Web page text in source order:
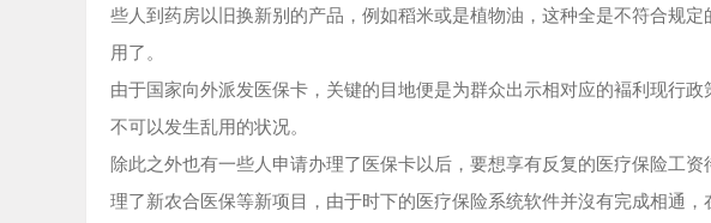
些人到药房以旧换新别的产品，例如稻米或是植物油，这种全是不符合规
用了。
由于国家向外派发医保卡，关键的目地便是为群众出示相对应的褔利现行
不可以发生乱用的状况。
除此之外也有一些人申请办理了医保卡以后，要想享有反复的医疗保险工
理了新农合医保等新项目，由于时下的医疗保险系统软件并沒有完成相通，